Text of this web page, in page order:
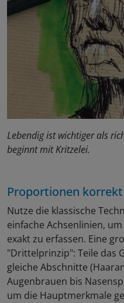
Lebendig ist wichtiger als
beginnt mit Kritzelei.
Proportionen
Nutze die klassische
einfache Achsenlinien,
exakt zu erfassen. Eine
"Drittelprinzip": Teile das
gleiche Abschnitte
Augenbrauen bis
um die Hauptmerkmale